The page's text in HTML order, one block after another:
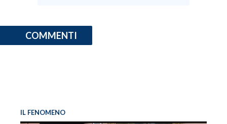
PUBBLICITÀ
SPIAGGE
COMMENTI
IL FENOMENO